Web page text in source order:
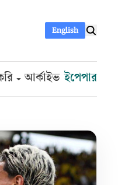
English
আর্কাইভ ইপেপার